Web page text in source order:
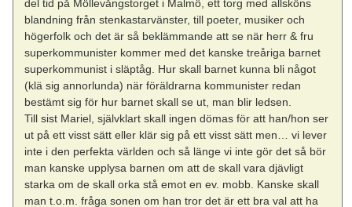
del tid på Möllevångstorget i Malmö, ett torg med allsköns
blandning från stenkastarvänster, till poeter, musiker och
högerfolk och det är så beklämmande att se när herr & fru
superkommunister kommer med det kanske treåriga barnet
superkommunist i släptåg. Hur skall barnet kunna bli något
(klä sig annorlunda) när föräldrarna kommunister redan
bestämt sig för hur barnet skall se ut, man blir ledsen.
Till sist Mariel, självklart skall ingen dömas för att han/hon ser
ut på ett visst sätt eller klär sig på ett visst sätt men… vi lever
inte i den perfekta världen och så länge vi inte gör det så bör
man kanske upplysa barnen om att de skall vara djävligt
starka om de skall orka stå emot en ev. mobb. Kanske skall
man t.o.m. fråga sonen om han tror det är ett bra val att ha